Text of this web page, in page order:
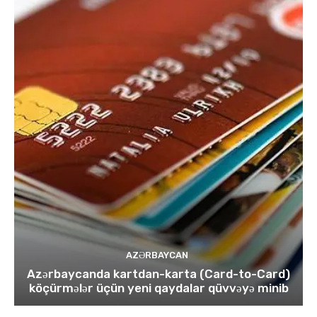
AZƏRBAYCAN
Azərbaycanda kartdan-karta (Card-to-Card)
köçürmələr üçün yeni qaydalar qüvvəyə minib